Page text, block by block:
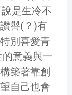
是生冷不
譽(？)有
別喜愛青
意義與一
築著靠創
自己也會